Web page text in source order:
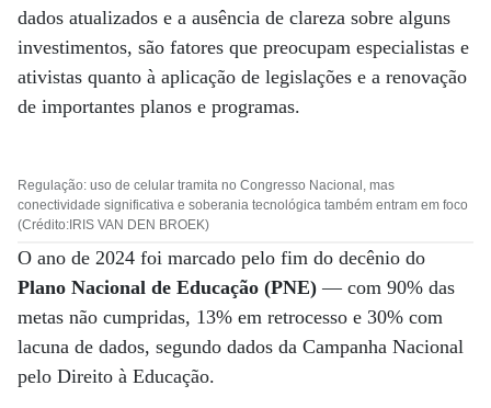
dados atualizados e a ausência de clareza sobre alguns
investimentos, são fatores que preocupam especialistas e
ativistas quanto à aplicação de legislações e a renovação
de importantes planos e programas.
Regulação: uso de celular tramita no Congresso Nacional, mas
conectividade significativa e soberania tecnológica também entram em foco
(Crédito:IRIS VAN DEN BROEK)
O ano de 2024 foi marcado pelo fim do decênio do
Plano Nacional de Educação (PNE) — com 90% das
metas não cumpridas, 13% em retrocesso e 30% com
lacuna de dados, segundo dados da Campanha Nacional
pelo Direito à Educação.